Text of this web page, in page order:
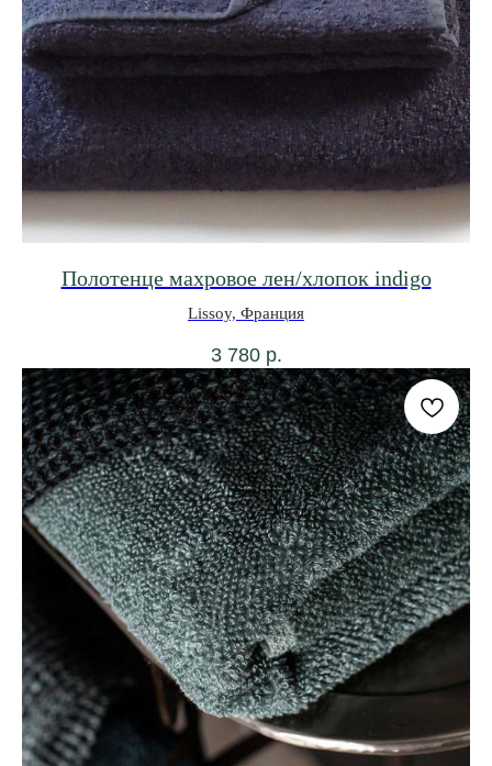
Полотенце махровое лен/хлопок indigo
Lissoy, Франция
3 780 р.
Будьте в курсе всех новинок
и спец. предложений
Подписаться
+7 962 346-5866